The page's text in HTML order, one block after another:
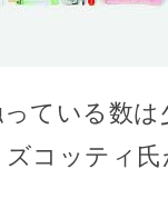
ている数
コッティ